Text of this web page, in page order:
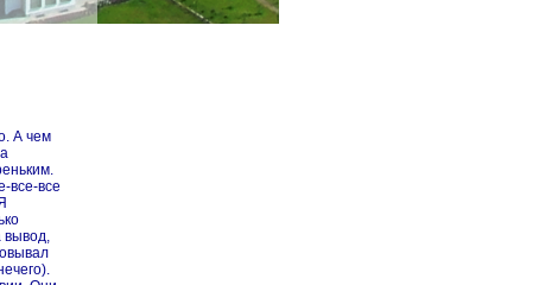
А чем
все-все
вывод,